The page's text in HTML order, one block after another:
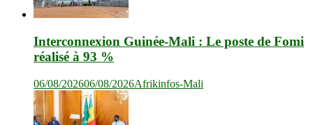
Interconnexion Guinée-Mali : Le poste de Fomi
réalisé à 93 %
06/08/202606/08/2026Afrikinfos-Mali